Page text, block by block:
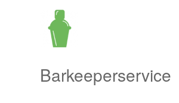
Barkeeperservice